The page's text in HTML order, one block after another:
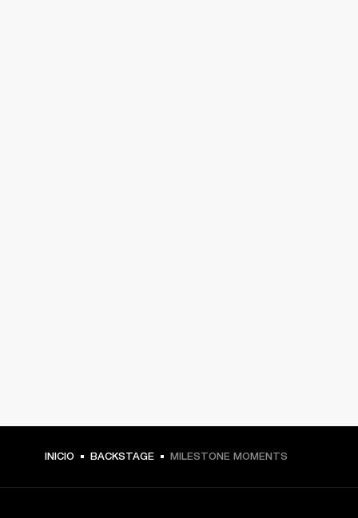
INICIO BACKSTAGE MILESTONE MOMENTS